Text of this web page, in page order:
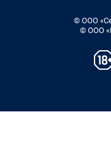
© ООО
© ООО